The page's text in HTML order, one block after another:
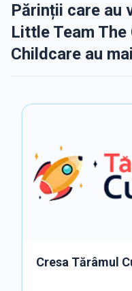
Părinții care au
Little Team The
Childcare au
Cresa Tărâmul